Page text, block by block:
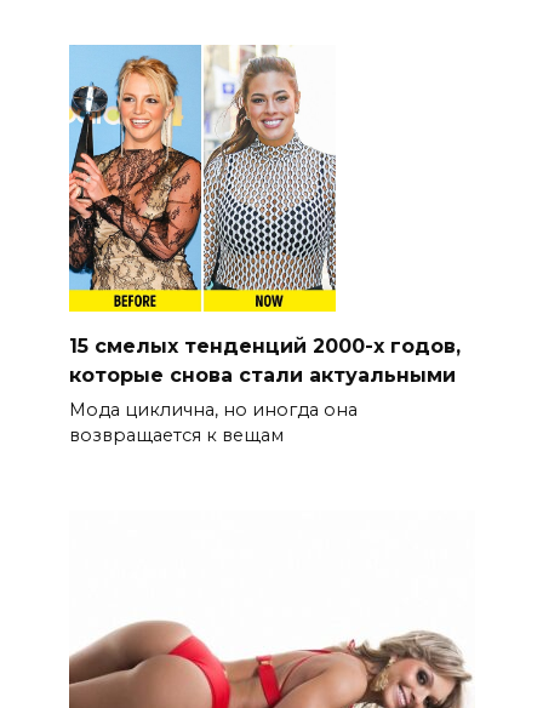
15 смелых тенденций 2000-х годов,
которые снова стали актуальными
Мода циклична, но иногда она
возвращается к вещам